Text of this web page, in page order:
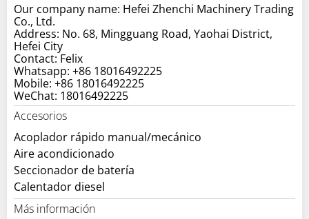
Our company name: Hefei Zhenchi Machinery Trading
Co., Ltd.
Address: No. 68, Mingguang Road, Yaohai District,
Hefei City
Contact: Felix
Whatsapp: +86 18016492225
Mobile: +86 18016492225
WeChat: 18016492225
Accesorios
Acoplador rápido manual/mecánico
Aire acondicionado
Seccionador de batería
Calentador diesel
Más información